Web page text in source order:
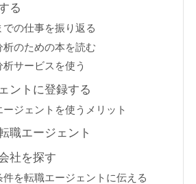
る
での仕事を振り返る
析のための本を読む
析サービスを使う
ントに登録する
ージェントを使うメリット
職エージェント
社を探す
件を転職エージェントに伝える